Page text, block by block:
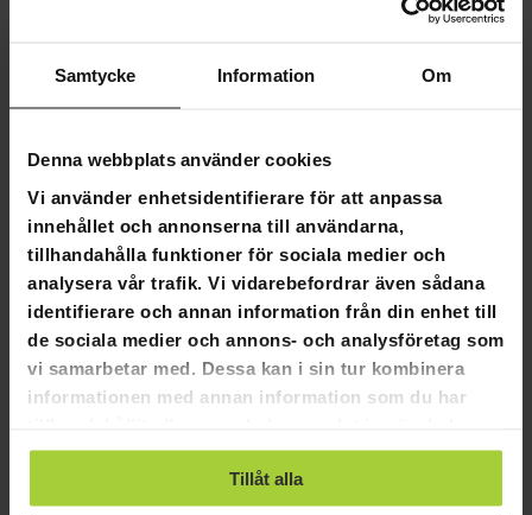
Samtycke Information Om
Denna webbplats använder cookies
Vi använder enhetsidentifierare för att anpassa
innehållet och annonserna till användarna,
tillhandahålla funktioner för sociala medier och
analysera vår trafik. Vi vidarebefordrar även sådana
identifierare och annan information från din enhet till
de sociala medier och annons- och analysföretag som
vi samarbetar med. Dessa kan i sin tur kombinera
informationen med annan information som du har
använt deras tjänster.
Tillåt alla
Material: Stål
Förpackningens mått:
Vikt: 7,1 kg
Längd: 62,5 cm
Höjd: 62,5 cm
Bredd: 4,5 cm
4,5 Baserat på 2 recensioner